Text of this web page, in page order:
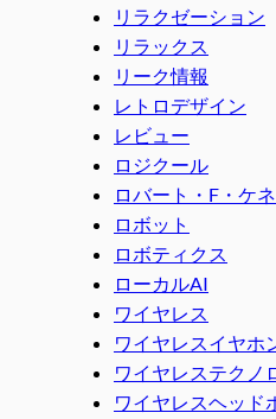
リラクゼーション
リラックス
リーク情報
レトロデザイン
レビュー
ロジクール
ロバート・F・ケ
ロボット
ロボティクス
ローカルAI
ワイヤレス
ワイヤレスイヤホ
ワイヤレステクノ
ワイヤレスヘッド